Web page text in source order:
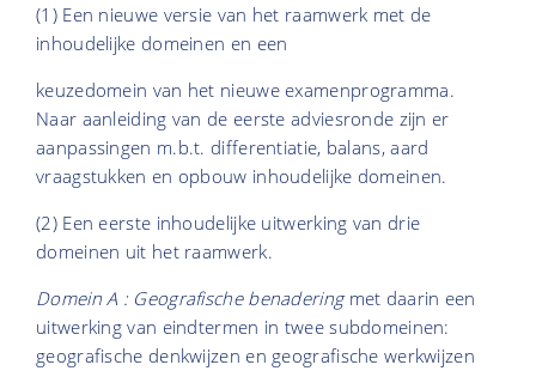
(1) Een nieuwe versie van het raamwerk met de
inhoudelijke domeinen en een
keuzedomein van het nieuwe examenprogramma.
Naar aanleiding van de eerste adviesronde zijn er
aanpassingen m.b.t. differentiatie, balans, aard
vraagstukken en opbouw inhoudelijke domeinen.
(2) Een eerste inhoudelijke uitwerking van drie
domeinen uit het raamwerk.
Domein A : Geografische benaderingmet daarin een
uitwerking van eindtermen in twee subdomeinen:
geografische denkwijzen en geografische werkwijzen